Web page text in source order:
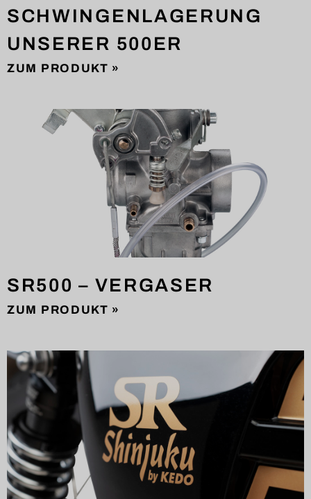
SCHWINGENLAGERUNG
UNSERER 500ER
ZUM PRODUKT »
SR500 – VERGASER
ZUM PRODUKT »